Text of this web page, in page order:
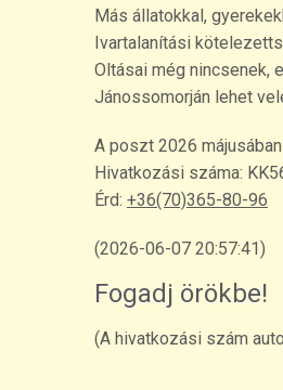
Más állatokkal,
Ivartalanítási
Oltásai még nincsenek,
Jánossomorján lehet
A poszt 2026
Hivatkozási száma:
Érd: +36(70)365-80-96
(2026-06-07 20:57:41)
Fogadj örökbe!
(A hivatkozási szám